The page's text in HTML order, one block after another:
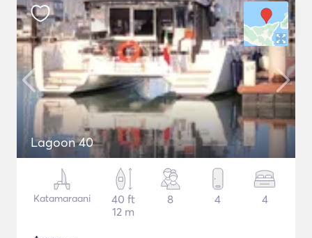
Lagoon 40
Katamaraani
40 ft
12 m
8 4 4